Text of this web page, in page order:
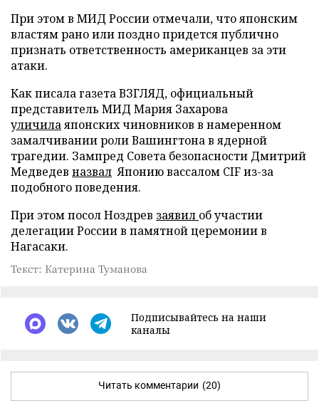
При этом в МИД России отмечали, что японским
властям рано или поздно придется публично
признать ответственность американцев за эти
атаки.
Как писала газета ВЗГЛЯД, официальный
представитель МИД Мария Захарова
уличилаяпонских чиновников в намеренном
замалчивании роли Вашингтона в ядерной
трагедии. Зампред Совета безопасности Дмитрий
Медведев назвал Японию вассалом CIF из-за
подобного поведения.
При этом посол Ноздрев заявил об участии
делегации России в памятной церемонии в
Нагасаки.
Текст: Катерина Туманова
Подписывайтесь на наши
каналы
Читать комментарии (20)